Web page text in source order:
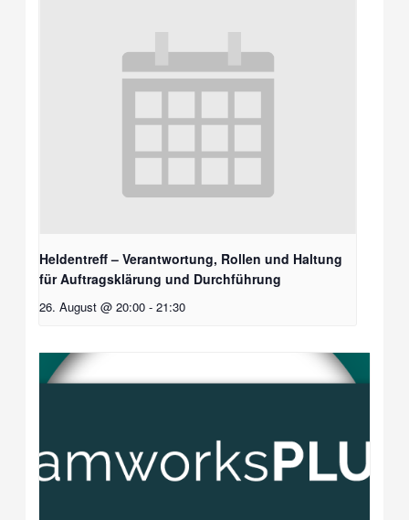
Heldentreff – Verantwortung, Rollen und Haltung
für Auftragsklärung und Durchführung
26. August @ 20:00 - 21:30